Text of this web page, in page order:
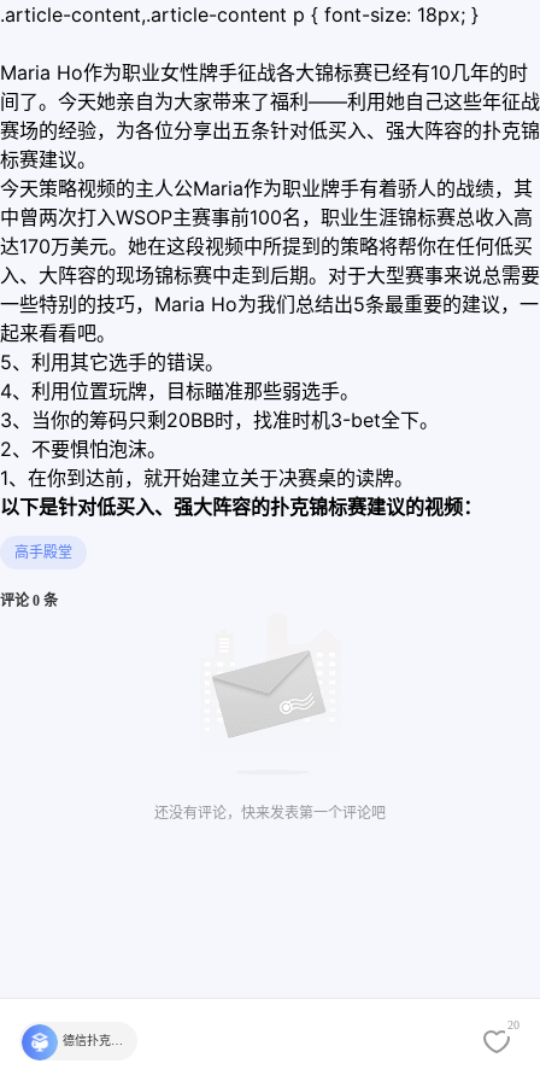
.article-content,.article-content p { font-size: 18px; }
Maria Ho作为职业女性牌手征战各大锦标赛已经有10几年的时
间了。今天她亲自为大家带来了福利——利用她自己这些年征战
赛场的经验，为各位分享出五条针对低买入、强大阵容的扑克锦
标赛建议。
今天策略视频的主人公Maria作为职业牌手有着骄人的战绩，其
中曾两次打入WSOP主赛事前100名，职业生涯锦标赛总收入高
达170万美元。她在这段视频中所提到的策略将帮你在任何低买
入、大阵容的现场锦标赛中走到后期。对于大型赛事来说总需要
一些特别的技巧，Maria Ho为我们总结出5条最重要的建议，一
起来看看吧。
5、利用其它选手的错误。
4、利用位置玩牌，目标瞄准那些弱选手。
3、当你的筹码只剩20BB时，找准时机3-bet全下。
2、不要惧怕泡沫。
1、在你到达前，就开始建立关于决赛桌的读牌。
以下是针对低买入、强大阵容的扑克锦标赛建议的视频：
高手殿堂
评论 0 条
还没有评论，快来发表第一个评论吧
20